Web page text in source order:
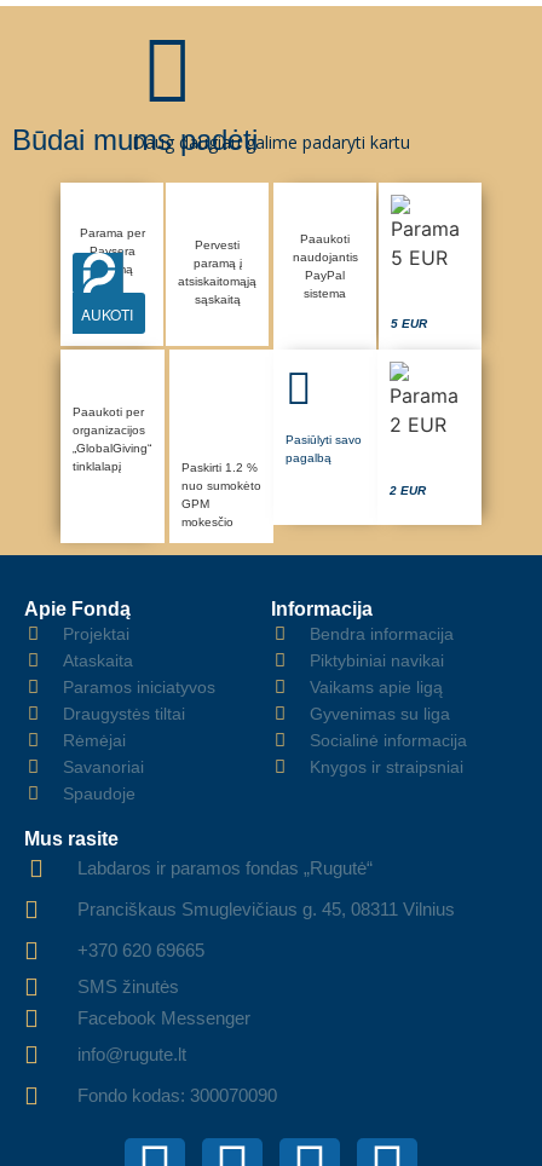
Būdai mums padėti
Daug daugiau galime padaryti kartu
Parama per
Paysera
sistemą
AUKOTI
Pervesti
paramą į
atsiskaitomąją
sąskaitą
Paaukoti
naudojantis
PayPal
sistema
5 EUR
Paaukoti per
organizacijos
„GlobalGiving“
tinklalapį
Paskirti 1.2 %
nuo sumokėto
GPM
mokesčio
Pasiūlyti savo
pagalbą
2 EUR
Apie Fondą
Projektai
Ataskaita
Paramos iniciatyvos
Draugystės tiltai
Rėmėjai
Savanoriai
Spaudoje
Informacija
Bendra informacija
Piktybiniai navikai
Vaikams apie ligą
Gyvenimas su liga
Socialinė informacija
Knygos ir straipsniai
Mus rasite
Labdaros ir paramos fondas „Rugutė“
Pranciškaus Smuglevičiaus g. 45, 08311 Vilnius
+370 620 69665
SMS žinutės
Facebook Messenger
info@rugute.lt
Fondo kodas: 300070090